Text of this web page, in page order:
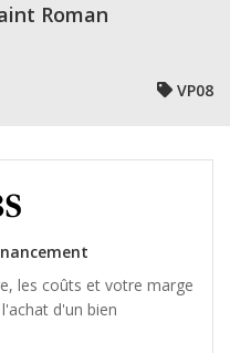
Roman
VP08
les coûts et votre marge
d'un bien